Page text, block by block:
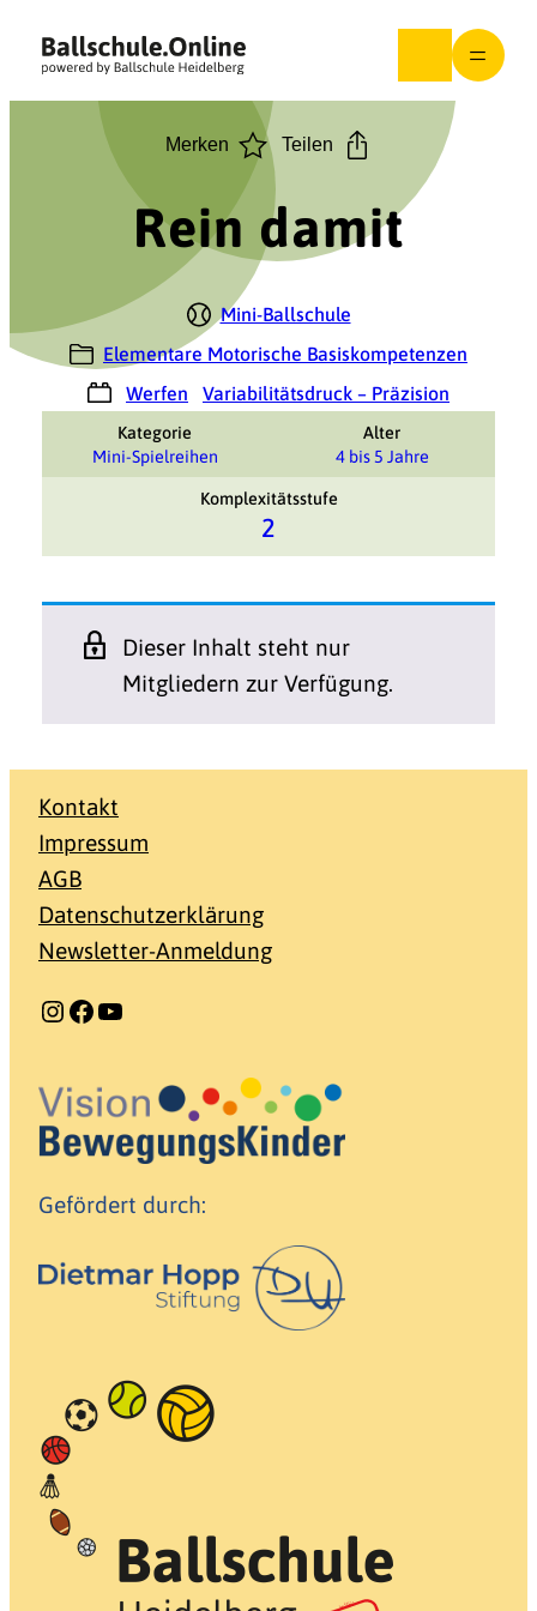
Inhalt
springen
Merken Teilen
Rein damit
Mini-Ballschule
Elementare Motorische Basiskompetenzen
Werfen
Variabilitätsdruck – Präzision
Kategorie
Mini-Spielreihen
Alter
4 bis 5 Jahre
Komplexitätsstufe
2
Dieser Inhalt steht nur
Mitgliedern zur Verfügung.
Kontakt
Impressum
AGB
Datenschutzerklärung
Newsletter-Anmeldung
Instagram Facebook YouTube
Gefördert durch: